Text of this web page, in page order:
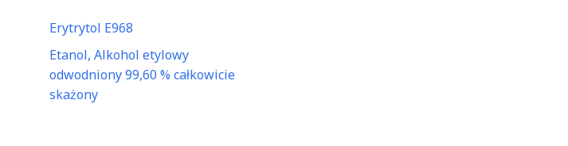
Erytrytol E968
Etanol, Alkohol etylowy
odwodniony 99,60 % całkowicie
skażony